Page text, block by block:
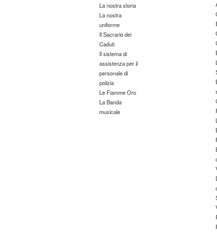
La nostra storia
La nostra
uniforme
Il Sacrario dei
Caduti
Il sistema di
assistenza per il
personale di
polizia
Le Fiamme Oro
La Banda
musicale